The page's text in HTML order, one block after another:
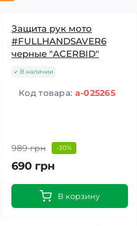
Защита рук мото
#FULLHANDSAVER6
черные "ACERBID"
В наличии
Код товара: a-025265
989 грн -30%
690 грн
В корзину